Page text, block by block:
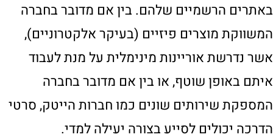
באתרים הרשמיים שלהם. בין אם מדובר בחברה
המשווקת מוצרים פיזיים (בעיקר אלקטרוניים),
אשר נדרשת אוריינות מינימלית על מנת לעבוד
איתם באופן שוטף, או בין אם מדובר בחברה
המספקת שירותים שונים כמו חברות הייטק, סרטי
הדרכה יכולים לסייע בצורה יעילה למדי.